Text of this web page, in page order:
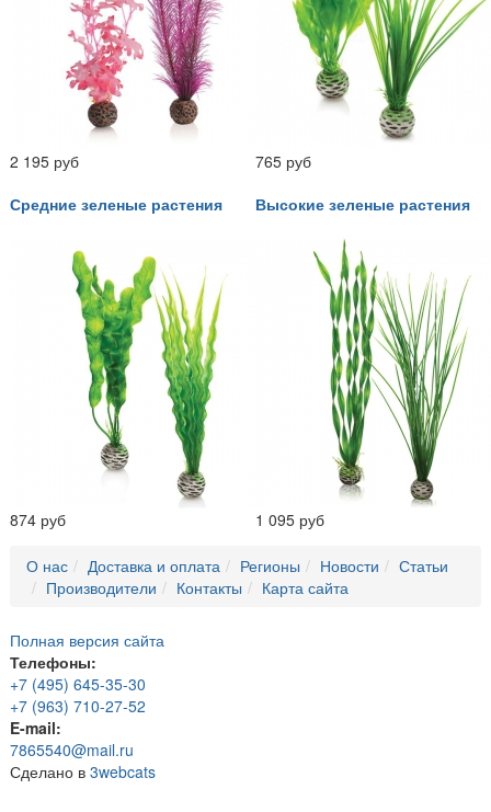
2 195 руб
765 руб
Средние зеленые растения
874 руб
Высокие зеленые растения
1 095 руб
О нас Доставка и оплата Регионы Новости
Статьи
Производители
Контакты Карта сайта
Полная версия сайта
Телефоны:
+7 (495) 645-35-30
+7 (963) 710-27-52
E-mail:
7865540@mail.ru
Сделано в 3webcats